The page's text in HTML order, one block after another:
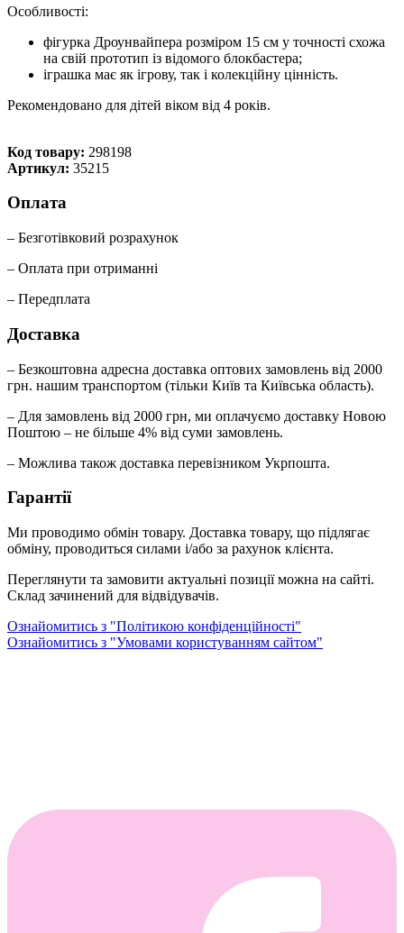
Особливості:
фігурка Дроунвайпера розміром 15 см у точності схожа
на свій прототип із відомого блокбастера;
іграшка має як ігрову, так і колекційну цінність.
Рекомендовано для дітей віком від 4 років.
Код товару: 298198
Артикул: 35215
Оплата
– Безготівковий розрахунок
– Оплата при отриманні
– Передплата
Доставка
– Безкоштовна адресна доставка оптових замовлень від 2000
грн. нашим транспортом (тільки Київ та Київська область).
– Для замовлень від 2000 грн, ми оплачуємо доставку Новою
Поштою – не більше 4% від суми замовлень.
– Можлива також доставка перевізником Укрпошта.
Гарантії
Ми проводимо обмін товару. Доставка товару, що підлягає
обміну, проводиться силами і/або за рахунок клієнта.
Переглянути та замовити актуальні позиції можна на сайті.
Склад зачинений для відвідувачів.
Ознайомитись з "Політикою конфіденційності"
Ознайомитись з "Умовами користуванням сайтом"